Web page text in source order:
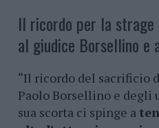
Il ricordo per la
al giudice Borsellino e
“Il ricordo del sacrificio
Paolo Borsellino e degli
sua scorta ci spinge a